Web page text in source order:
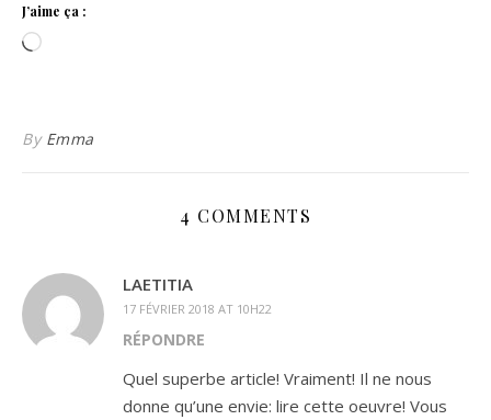
J’aime ça :
Chargement…
By Emma
4 COMMENTS
LAETITIA
17 FÉVRIER 2018 AT 10H22
RÉPONDRE
Quel superbe article! Vraiment! Il ne nous
donne qu’une envie: lire cette oeuvre! Vous